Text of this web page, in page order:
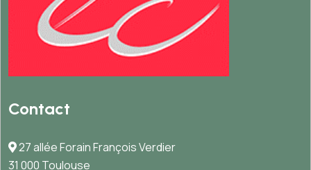
Contact
27 allée Forain François Verdier
31 000 Toulouse